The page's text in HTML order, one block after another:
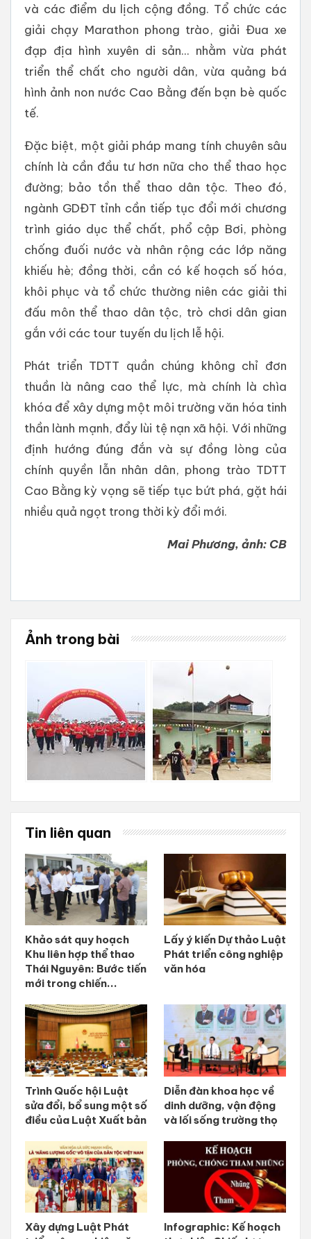
và các điểm du lịch cộng đồng. Tổ chức các
giải chạy Marathon phong trào, giải Đua xe
đạp địa hình xuyên di sản... nhằm vừa phát
triển thể chất cho người dân, vừa quảng bá
hình ảnh non nước Cao Bằng đến bạn bè quốc
tế.
Đặc biệt, một giải pháp mang tính chuyên sâu
chính là cần đầu tư hơn nữa cho thể thao học
đường; bảo tồn thể thao dân tộc. Theo đó,
ngành GDĐT tỉnh cần tiếp tục đổi mới chương
trình giáo dục thể chất, phổ cập Bơi, phòng
chống đuối nước và nhân rộng các lớp năng
khiếu hè; đồng thời, cần có kế hoạch số hóa,
khôi phục và tổ chức thường niên các giải thi
đấu môn thể thao dân tộc, trò chơi dân gian
gắn với các tour tuyến du lịch lễ hội.
Phát triển TDTT quần chúng không chỉ đơn
thuần là nâng cao thể lực, mà chính là chìa
khóa để xây dựng một môi trường văn hóa tinh
thần lành mạnh, đẩy lùi tệ nạn xã hội. Với những
định hướng đúng đắn và sự đồng lòng của
chính quyền lẫn nhân dân, phong trào TDTT
Cao Bằng kỳ vọng sẽ tiếp tục bứt phá, gặt hái
nhiều quả ngọt trong thời kỳ đổi mới.
Mai Phương, ảnh: CB
Ảnh trong bài
Tin liên quan
Khảo sát quy hoạch
Khu liên hợp thể thao
Thái Nguyên: Bước tiến
mới trong chiến...
Lấy ý kiến Dự thảo Luật
Phát triển công nghiệp
văn hóa
Trình Quốc hội Luật
sửa đổi, bổ sung một số
điều của Luật Xuất bản
Diễn đàn khoa học về
dinh dưỡng, vận động
và lối sống trường thọ
Xây dựng Luật Phát
Infographic: Kế hoạch